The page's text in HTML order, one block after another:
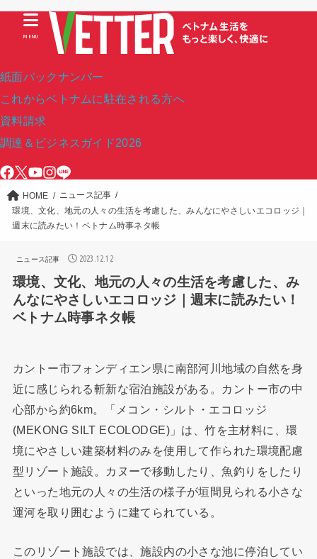
紙面バックナンバー
これからベトナムに駐在される方へ
資料請求
調達＆ビジネスガイド2026
MENU
HOME
ニュース記事
環境、文化、地元の人々の生活を考慮した、みんなにやさしいエコロッジ｜
週末に読みたい！ベトナム時事ネタ帳
ニュース記事 2023.12.12
環境、文化、地元の人々の生活を考慮した、み
んなにやさしいエコロッジ｜週末に読みたい！
ベトナム時事ネタ帳
カントー市フォンディエン県に南部河川地域の自然を身
近に感じられる斬新な宿泊施設がある。カントー市の中
心部から約6km。「メコン・シルト・エコロッジ
(MEKONG SILT ECOLODGE)」は、竹を主材料に、環
境にやさしい建築材料のみを使用して作られた環境配慮
型リゾート施設。カヌーで移動したり、魚釣りをしたり
といった地元の人々の生活の様子が垣間見られる小さな
運河を取り囲むように建てられている。
このリゾート施設では、施設内の小さな池に停泊してい